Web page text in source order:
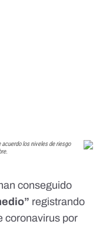
conseguido
registrando
coronavirus por